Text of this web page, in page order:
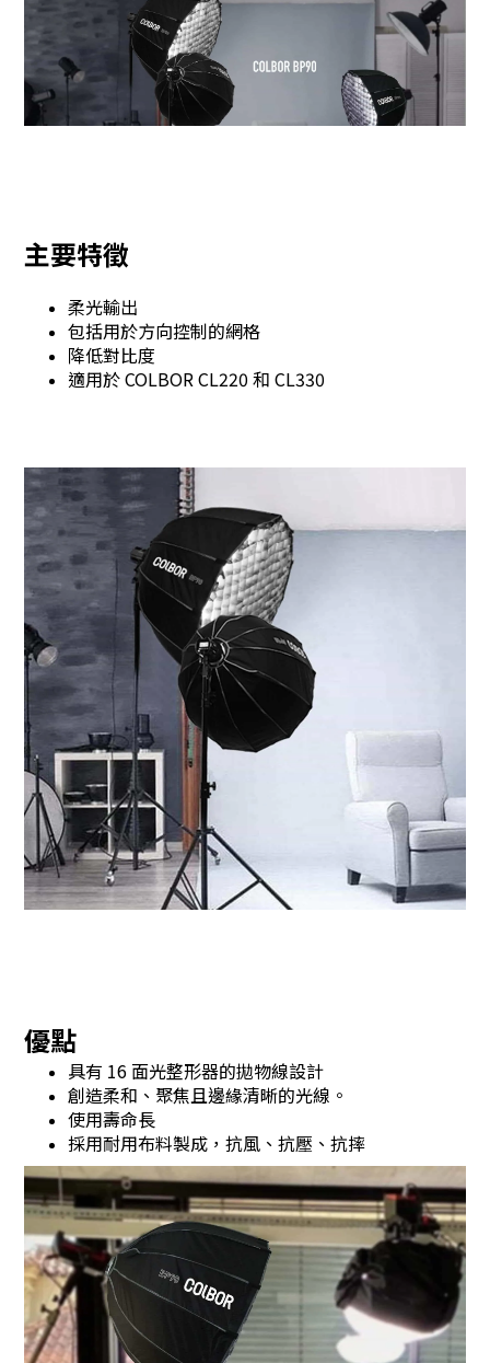
主要特徵
柔光輸出
包括用於方向控制的網格
降低對比度
適用於 COLBOR CL220 和 CL330
優點
具有 16 面光整形器的拋物線設計
創造柔和、聚焦且邊緣清晰的光線。
使用壽命長
採用耐用布料製成，抗風、抗壓、抗摔